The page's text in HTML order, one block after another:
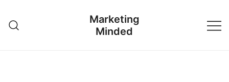
content
Marketing
Minded